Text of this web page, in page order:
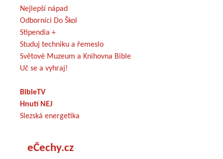
Nejlepší nápad
Odborníci Do Škol
Stipendia +
Studuj techniku a řemeslo
Světové Muzeum a Knihovna Bible
Uč se a vyhraj!
BibleTV
Hnutí NEJ
Slezská energetika
eČechy.cz